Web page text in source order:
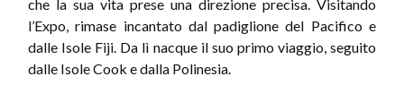
che la sua vita prese una direzione precisa. Visitando
l’Expo, rimase incantato dal padiglione del Pacifico e
dalle Isole Fiji. Da lì nacque il suo primo viaggio, seguito
dalle Isole Cook e dalla Polinesia.